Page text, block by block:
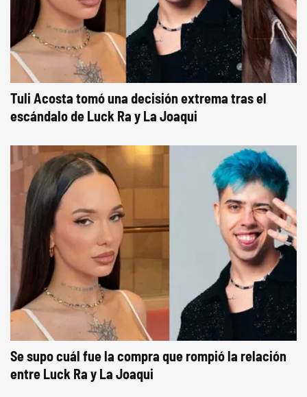
Tuli Acosta tomó una decisión extrema tras el
escándalo de Luck Ra y La Joaqui
Se supo cuál fue la compra que rompió la relación
entre Luck Ra y La Joaqui